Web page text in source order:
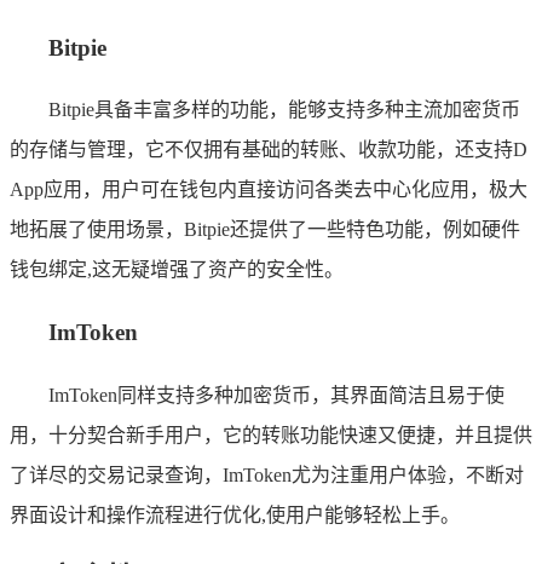
Bitpie
Bitpie具备丰富多样的功能，能够支持多种主流加密货币
的存储与管理，它不仅拥有基础的转账、收款功能，还支持D
App应用，用户可在钱包内直接访问各类去中心化应用，极大
地拓展了使用场景，Bitpie还提供了一些特色功能，例如硬件
钱包绑定,这无疑增强了资产的安全性。
ImToken
ImToken同样支持多种加密货币，其界面简洁且易于使
用，十分契合新手用户，它的转账功能快速又便捷，并且提供
了详尽的交易记录查询，ImToken尤为注重用户体验，不断对
界面设计和操作流程进行优化,使用户能够轻松上手。